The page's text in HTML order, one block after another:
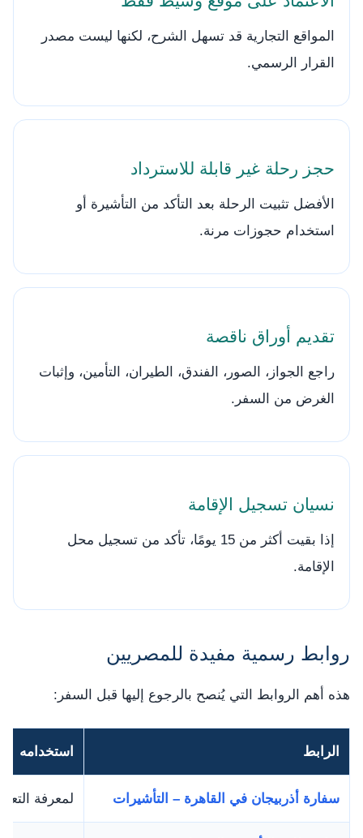
المواقع التجارية قد تسهل الشرح، لكنها ليست مصدر
القرار الرسمي.
حجز رحلة غير قابلة للاسترداد
الأفضل تثبيت الرحلة بعد التأكد من التأشيرة أو
استخدام حجوزات مرنة.
تقديم أوراق ناقصة
راجع الجواز، الصور، الفندق، الطيران، التأمين، وإثبات
الغرض من السفر.
نسيان تسجيل الإقامة
إذا بقيت أكثر من 15 يومًا، تأكد من تسجيل محل
الإقامة.
روابط رسمية مفيدة للمصريين
هذه أهم الروابط التي يُنصح بالرجوع إليها قبل السفر:
الرابط استخدامه
سفارة أذربيجان في القاهرة – التأشيرات لمعرفة